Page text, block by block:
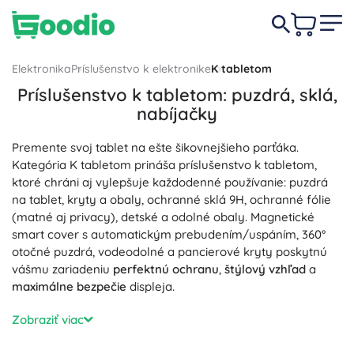
ElektronikaPríslušenstvo k elektronikeK tabletom
Príslušenstvo k tabletom: puzdrá, sklá,
nabíjačky
Premente svoj tablet na ešte šikovnejšieho parťáka.
Kategória K tabletom prináša príslušenstvo k tabletom,
ktoré chráni aj vylepšuje každodenné používanie: puzdrá
na tablet, kryty a obaly, ochranné sklá 9H, ochranné fólie
(matné aj privacy), detské a odolné obaly. Magnetické
smart cover s automatickým prebudením/uspáním, 360°
otočné puzdrá, vodeodolné a pancierové kryty poskytnú
vášmu zariadeniu perfektnú ochranu, štýlový vzhľad a
maximálne bezpečie displeja.
Na prácu, školu aj zábavu zvoľte stylus (dotykové pero) na
písanie poznámok a kreslenie, Bluetooth klávesnice k
Zobraziť viac